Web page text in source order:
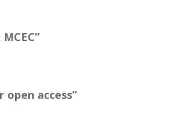
access”